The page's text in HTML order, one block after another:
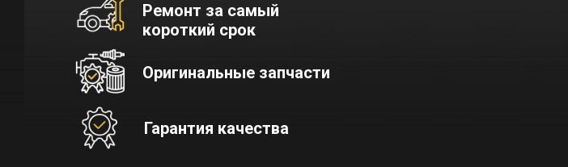
Ремонт за самый
короткий срок
Оригинальные запчасти
Гарантия качества